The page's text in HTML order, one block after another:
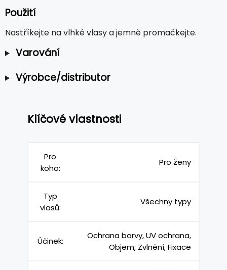
Použití
Nastříkejte na vlhké vlasy a jemně promačkejte.
Varování
Výrobce/distributor
Klíčové vlastnosti
Pro
koho:
Pro ženy
Typ
vlasů:
Všechny typy
Účinek:
Ochrana barvy, UV ochrana,
Objem, Zvlnění, Fixace